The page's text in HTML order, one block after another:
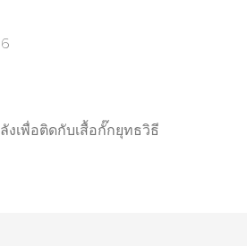
เพื่อติดกับเสื้อกั๊กยุทธวิธี